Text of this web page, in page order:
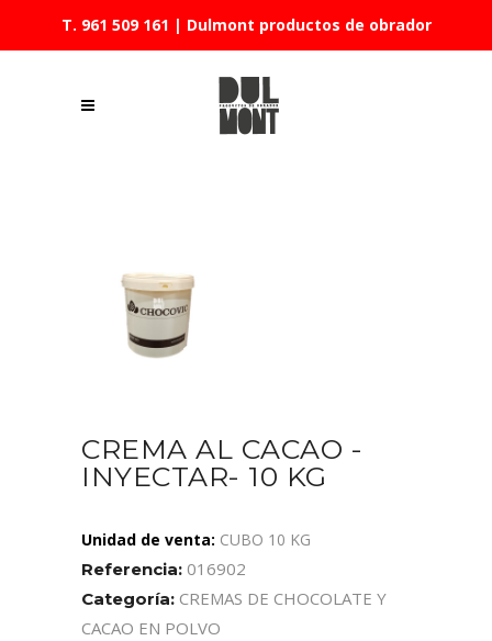
T. 961 509 161 | Dulmont productos de obrador
CREMA AL CACAO -
INYECTAR- 10 KG
Unidad de venta: CUBO 10 KG
Referencia: 016902
Categoría: CREMAS DE CHOCOLATE Y
CACAO EN POLVO